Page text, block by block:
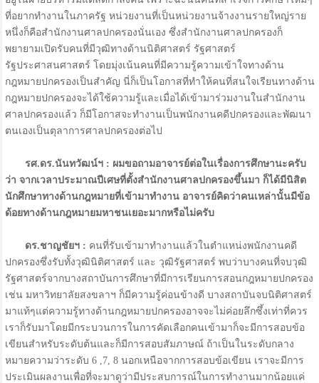
ที่อยากทำงานในภาครัฐ หน่วยงานที่เป็นหน่วยงานจ้างงานรายใหญ่ราย
หนึ่งก็คือสำนักงานศาลปกครองนั่นเอง ซึ่งสำนักงานศาลปกครองก็
พยายามเปิดรับคนที่มีวุฒิทางด้านนิติศาสตร์ รัฐศาสตร์
รัฐประศาสนศาสตร์ โดยมุ่งเน้นคนที่มีความรู้ความเข้าใจทางด้าน
กฎหมายปกครองเป็นสำคัญ นี่ก็เป็นโอกาสที่ทำให้คนที่สนใจเรียนทางด้าน
กฎหมายปกครองจะได้ใช้ความรู้และเมื่อได้เข้ามาร่วมงานในสำนักงาน
ศาลปกครองแล้ว ก็มีโอกาสจะทำงานเป็นพนักงานคดีปกครองและพัฒนา
ตนเองเป็นตุลาการศาลปกครองต่อไป
รศ.ดร.นันทวัฒน์ฯ : ผมขอถามอาจารย์ต่อในเรื่องการศึกษานะครับ
ว่า จากเวลาประมาณปีเศษที่ตั้งสำนักงานศาลปกครองขึ้นมา ก็ได้มีนิสิต
นักศึกษาทางด้านกฎหมายที่เข้ามาทำงาน อาจารย์คิดว่าคนเหล่านั้นมีข้อ
ด้อยทางด้านกฎหมายมหาชนเยอะมากหรือไม่ครับ
ดร.ชาญชัยฯ : คนที่รับเข้ามาทำงานแล้วในตำแหน่งพนักงานคดี
ปกครองซึ่งรับทั้งวุฒินิติศาสตร์ และ วุฒิรัฐศาสตร์ พบว่าบางคนที่จบวุฒิ
รัฐศาสตร์จากบางสถาบันการศึกษาที่มีการเรียนการสอนกฎหมายปกครอง
เช่น มหาวิทยาลัยสงขลาฯ ก็มีความรู้ค่อนข้างดี บางสถาบันจบนิติศาสตร์
มาแท้ๆแต่ความรู้ทางด้านกฎหมายปกครองอาจจะไม่ค่อยลึกซึ้งเท่าที่ควร
เราก็รับมาโดยมีกระบวนการในการคัดเลือกคนเข้ามาก็จะมีการสอบข้อ
เขียนสำหรับระดับต้นและก็มีการสอบสัมภาษณ์ ถ้าเป็นในระดับกลาง
หมายความว่าระดับ 6 ,7, 8 นอกเหนือจากการสอบข้อเขียน เราจะมีการ
ประเมินผลงานเพื่อที่จะมาดูว่ามีประสบการณ์ในการทำงานมากน้อยแค่